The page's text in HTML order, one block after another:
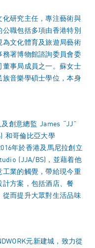
化研究主任，專注藝術與
職包括多項由香港特別
為文化體育及旅遊局藝術
務署博物館諮詢委員會委
董事局成員之一。蘇女士
族音樂學碩士學位，本身
創意總監 James “JJ”
和哥倫比亞大學
年於香港及馬尼拉創立
(JJA/BS)，並藉着他
工業的觸覺，帶給現今重
方案，包括酒店、餐
從而提升大眾對生活品味
元新建城，致力從